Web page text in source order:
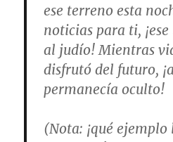
ese terreno esta
noticias para ti,
al judío! Mientras
disfrutó del futuro,
permanecía oculto!
(Nota: ¡qué